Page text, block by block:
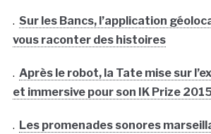
. Sur les Bancs, l’application
vous raconter des histoires
. Après le robot, la Tate mise sur
et immersive pour son IK Prize
. Les promenades sonores